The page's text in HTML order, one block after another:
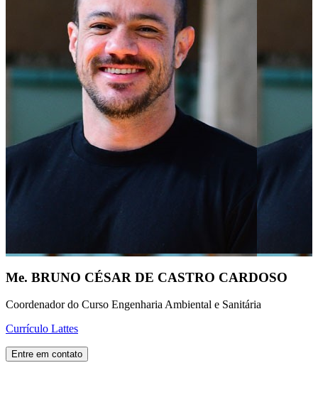
Me. BRUNO CÉSAR DE CASTRO CARDOSO
Coordenador do Curso Engenharia Ambiental e Sanitária
Currículo Lattes
Entre em contato